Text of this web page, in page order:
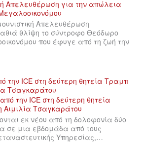
Απελευθέρωση
θλίψη το σύντροφο Θεόδωρο
που έφυγε από τη ζωή την
την ICE στη δεύτερη θητεία Τραμπ
Τσαγκαράτου
εκ νέου από τη δολοφονία δύο
σε μια εβδομάδα από τους
Υπηρεσίας,…